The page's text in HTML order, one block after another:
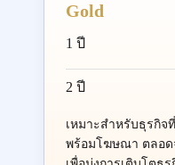
Gold
1 ปี
2 ปี
เหมาะสำหรับธุรกิจ
พร้อมโฆษณา ตลอด